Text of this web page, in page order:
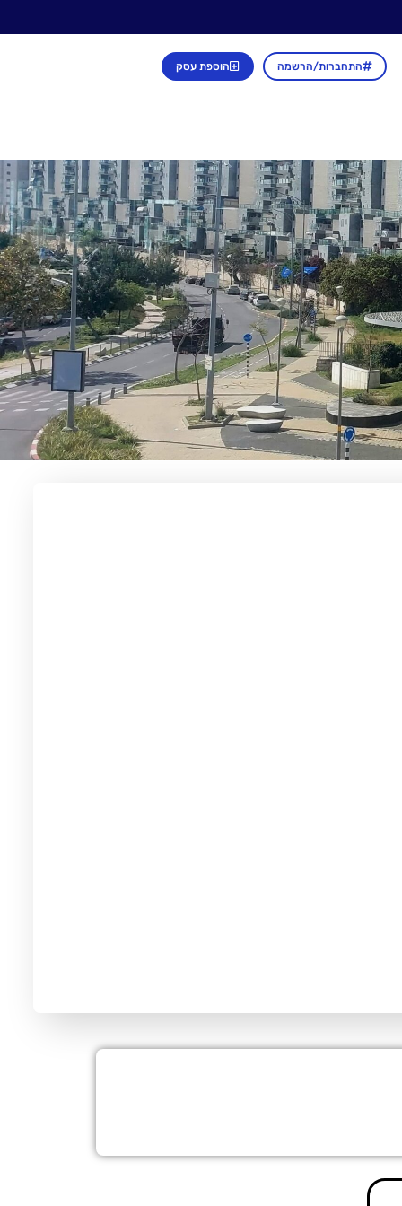
התחברות/הרשמה הוספת עסק